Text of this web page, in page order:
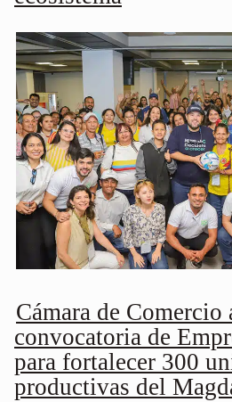
Cámara de Comercio
convocatoria de
para fortalecer 300
productivas del